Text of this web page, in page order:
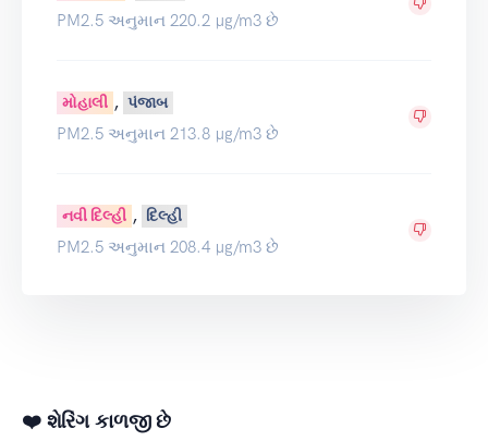
PM2.5 અનુમાન 220.2 µg/m3 છે
મોહાલી , પંજાબ
PM2.5 અનુમાન 213.8 µg/m3 છે
નવી દિલ્હી , દિલ્હી
PM2.5 અનુમાન 208.4 µg/m3 છે
❤️ શેરિંગ કાળજી છે